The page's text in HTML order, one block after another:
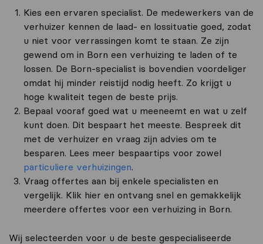
Kies een ervaren specialist. De medewerkers van de
verhuizer kennen de laad- en lossituatie goed, zodat
u niet voor verrassingen komt te staan. Ze zijn
gewend om in Born een verhuizing te laden of te
lossen. De Born-specialist is bovendien voordeliger
omdat hij minder reistijd nodig heeft. Zo krijgt u
hoge kwaliteit tegen de beste prijs.
Bepaal vooraf goed wat u meeneemt en wat u zelf
kunt doen. Dit bespaart het meeste. Bespreek dit
met de verhuizer en vraag zijn advies om te
besparen. Lees meer bespaartips voor zowel
particuliere verhuizingen.
Vraag offertes aan bij enkele specialisten en
vergelijk. Klik hier en ontvang snel en gemakkelijk
meerdere offertes voor een verhuizing in Born.
Wij selecteerden voor u de beste gespecialiseerde